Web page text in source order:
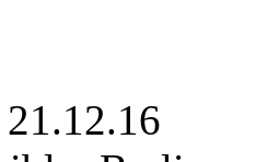
21.12.16